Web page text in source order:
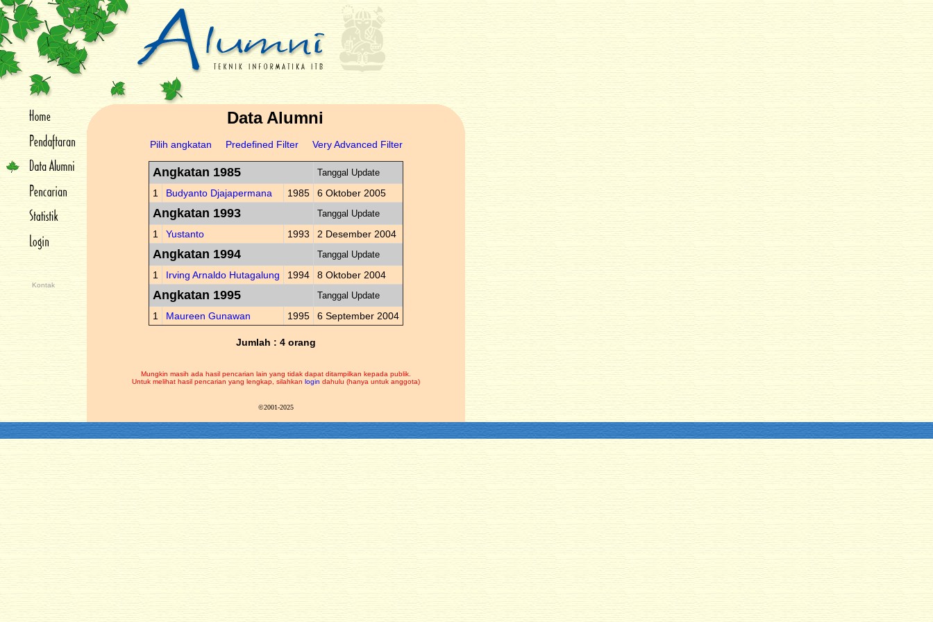
Kontak
Data Alumni
Pilih angkatan Predefined Filter Very Advanced Filter
Angkatan 1985 Tanggal Update
1 Budyanto Djajapermana 1985 6 Oktober 2005
Angkatan 1993 Tanggal Update
1 Yustanto 1993 2 Desember 2004
Angkatan 1994 Tanggal Update
1 Irving Arnaldo Hutagalung 1994 8 Oktober 2004
Angkatan 1995 Tanggal Update
1 Maureen Gunawan 1995 6 September 2004
Jumlah : 4 orang
Mungkin masih ada hasil pencarian lain yang tidak dapat ditampilkan kepada publik.
Untuk melihat hasil pencarian yang lengkap, silahkan login dahulu (hanya untuk anggota)
©2001-2025